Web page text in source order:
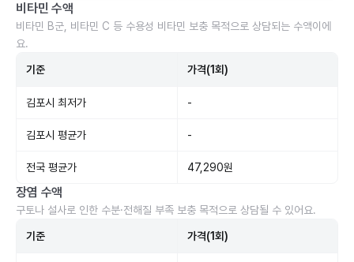
비타민 수액
비타민 B군, 비타민 C 등 수용성 비타민 보충 목적으로 상담되는 수액이에
요.
기준 가격(1회)
김포시 최저가 -
김포시 평균가 -
전국 평균가 47,290원
장염 수액
구토나 설사로 인한 수분·전해질 부족 보충 목적으로 상담될 수 있어요.
기준 가격(1회)